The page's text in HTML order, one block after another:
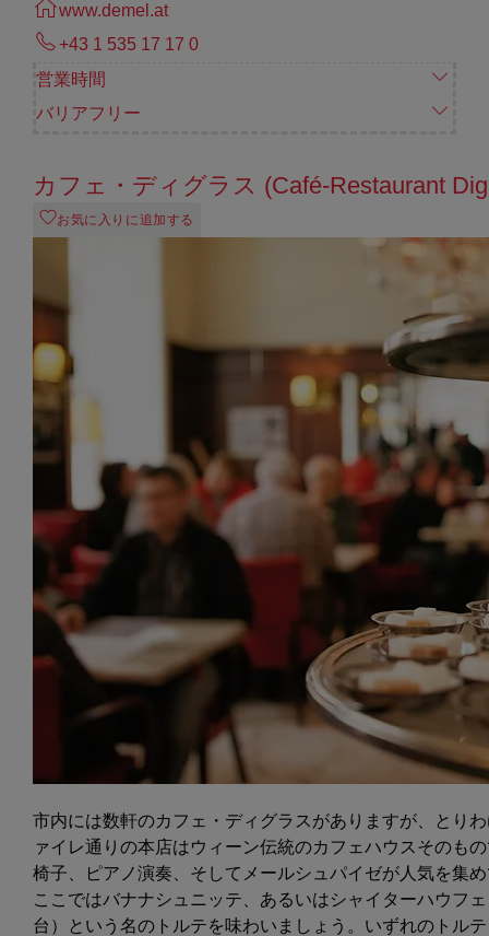
www.demel.at
+43 1 535 17 17 0
営業時間
バリアフリー
カフェ・ディグラス (Café-Restaurant
お気に入りに追加する
市内には数軒のカフェ・ディグラスがありますが、とり
ァイレ通りの本店はウィーン伝統のカフェハウスそのも
椅子、ピアノ演奏、そしてメールシュパイゼが人気を集
ここではバナナシュニッテ、あるいはシャイターハウフ
台）という名のトルテを味わいましょう。いずれのトル